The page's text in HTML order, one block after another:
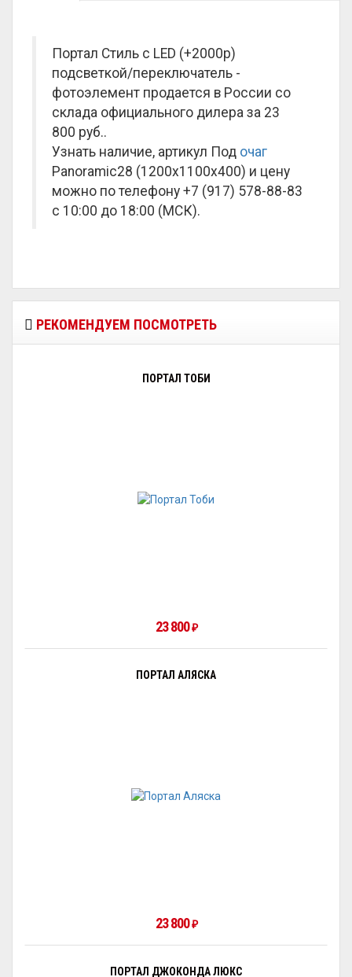
Портал Стиль с LED (+2000р)
подсветкой/переключатель -
фотоэлемент продается в России со
склада официального дилера за 23
800 руб..
Узнать наличие, артикул Под очаг
Panoramic28 (1200х1100х400) и цену
можно по телефону +7 (917) 578-88-83
с 10:00 до 18:00 (МСК).
РЕКОМЕНДУЕМ ПОСМОТРЕТЬ
ПОРТАЛ ТОБИ
23 800₽
ПОРТАЛ АЛЯСКА
23 800₽
ПОРТАЛ ДЖОКОНДА ЛЮКС